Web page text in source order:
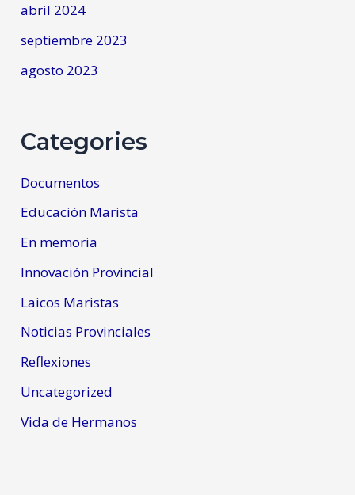
abril 2024
septiembre 2023
agosto 2023
Categories
Documentos
Educación Marista
En memoria
Innovación Provincial
Laicos Maristas
Noticias Provinciales
Reflexiones
Uncategorized
Vida de Hermanos